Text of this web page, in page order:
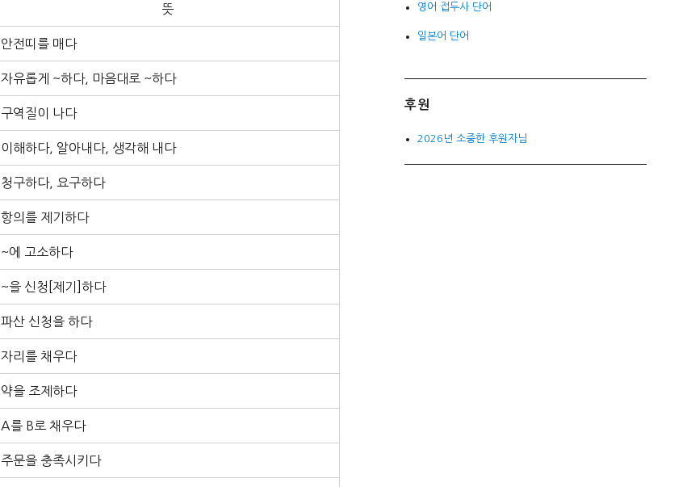
뜻
안전띠를 매다
자유롭게 ~하다, 마음대로 ~하다
구역질이 나다
이해하다, 알아내다, 생각해 내다
청구하다, 요구하다
항의를 제기하다
~에 고소하다
~을 신청[제기]하다
파산 신청을 하다
자리를 채우다
약을 조제하다
A를 B로 채우다
주문을 충족시키다
영어 접두사 단어
일본어 단어
후원
2026년 소중한 후원자님